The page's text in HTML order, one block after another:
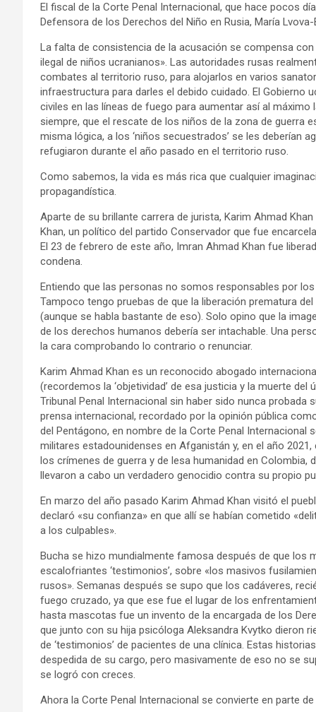
El fiscal de la Corte Penal Internacional, que hace pocos
Defensora de los Derechos del Niño en Rusia, María
La falta de consistencia de la acusación se compensa
ilegal de niños ucranianos». Las autoridades rusas
combates al territorio ruso, para alojarlos en varios
infraestructura para darles el debido cuidado. El Gobierno
civiles en las líneas de fuego para aumentar así al
siempre, que el rescate de los niños de la zona de guerra
misma lógica, a los ‘niños secuestrados’ se les deberían
refugiaron durante el año pasado en el territorio ruso.
Como sabemos, la vida es más rica que cualquier
propagandística.
Aparte de su brillante carrera de jurista, Karim Ahmad
Khan, un político del partido Conservador que fue
El 23 de febrero de este año, Imran Ahmad Khan fue
condena.
Entiendo que las personas no somos responsables por
Tampoco tengo pruebas de que la liberación prematura
(aunque se habla bastante de eso). Solo opino que la
de los derechos humanos debería ser intachable. Una
la cara comprobando lo contrario o renunciar.
Karim Ahmad Khan es un reconocido abogado
(recordemos la ‘objetividad’ de esa justicia y la muerte
Tribunal Penal Internacional sin haber sido nunca probada
prensa internacional, recordado por la opinión pública
del Pentágono, en nombre de la Corte Penal
militares estadounidenses en Afganistán y, en el año
los crímenes de guerra y de lesa humanidad en
llevaron a cabo un verdadero genocidio contra su propio
En marzo del año pasado Karim Ahmad Khan visitó el
declaró «su confianza» en que allí se habían cometido
a los culpables».
Bucha se hizo mundialmente famosa después de que los
escalofriantes ‘testimonios’, sobre «los masivos
rusos». Semanas después se supo que los cadáveres,
fuego cruzado, ya que ese fue el lugar de los
hasta mascotas fue un invento de la encargada de los
que junto con su hija psicóloga Aleksandra Kvytko dieron
de ‘testimonios’ de pacientes de una clínica. Estas
despedida de su cargo, pero masivamente de eso no se
se logró con creces.
Ahora la Corte Penal Internacional se convierte en parte